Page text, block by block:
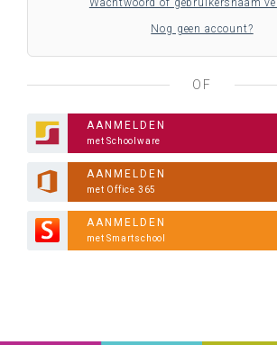
Nog geen account?
OF
AANMELDEN
met Schoolware
AANMELDEN
met Office 365
AANMELDEN
met Smartschool